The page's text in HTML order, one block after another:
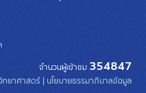
จำนวนผู้เข้าชม 354847
ทยาศาสตร์ | นโยบายธรรมาภิบาลข้อมูล